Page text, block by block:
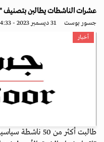
عشرات الناشطات يطالبن بتصنيف
جسور بوست 31 ديسمبر 2023 - 14:33
أخبار
طالبت أكثر من 50